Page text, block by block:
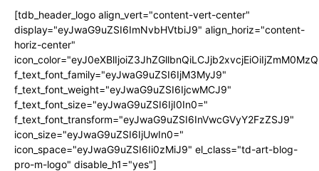
[tdb_header_logo align_vert="content-vert-center"
display="eyJwaG9uZSI6ImNvbHVtbiJ9" align_horiz="content-
horiz-center"
f_text_font_family="eyJwaG9uZSI6IjM3MyJ9"
f_text_font_weight="eyJwaG9uZSI6IjcwMCJ9"
f_text_font_size="eyJwaG9uZSI6IjI0In0="
f_text_font_transform="eyJwaG9uZSI6InVwcGVyY2FzZSJ9"
icon_size="eyJwaG9uZSI6IjUwIn0="
icon_space="eyJwaG9uZSI6Ii0zMiJ9" el_class="td-art-blog-
pro-m-logo" disable_h1="yes"]